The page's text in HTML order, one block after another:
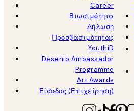
Career
Βιωσιμότητα
Δήλωση
Προσβασιμότητας
YouthiD
Desenio Ambassador
Programme
Art Awards
Είσοδος (Επιχείρηση)